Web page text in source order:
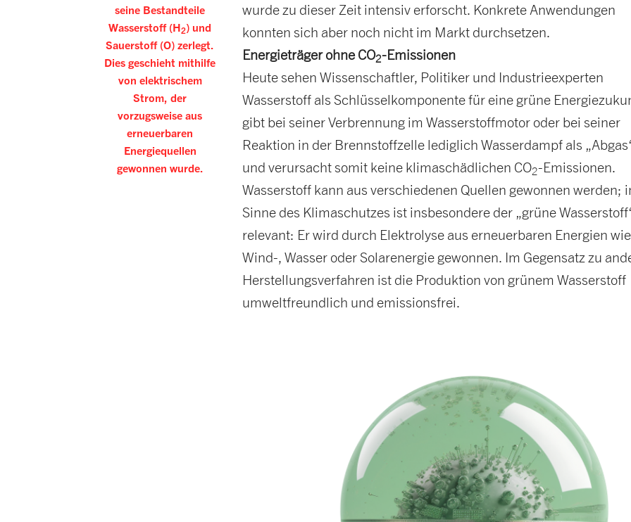
seine Bestandteile
Wasserstoff (H2) und
Sauerstoff (O) zerlegt.
Dies geschieht mithilfe
von elektrischem
Strom, der
vorzugsweise aus
erneuerbaren
Energiequellen
gewonnen wurde.
wurde zu dieser Zeit intensiv erforscht. Konkrete Anwendungen
konnten sich aber noch nicht im Markt durchsetzen.
Energieträger ohne CO2-Emissionen
Heute sehen Wissenschaftler, Politiker und Industrieexperten
Wasserstoff als Schlüsselkomponente für eine grüne
gibt bei seiner Verbrennung im Wasserstoffmotor oder bei seiner
Reaktion in der Brennstoffzelle lediglich Wasserdampf als
und verursacht somit keine klimaschädlichen CO2-Emissionen.
Wasserstoff kann aus verschiedenen Quellen gewonnen werden;
Sinne des Klimaschutzes ist insbesondere der „grüne
relevant: Er wird durch Elektrolyse aus erneuerbaren Energien wie
Wind-, Wasser oder Solarenergie gewonnen. Im Gegensatz zu
Herstellungsverfahren ist die Produktion von grünem Wasserstoff
umweltfreundlich und emissionsfrei.